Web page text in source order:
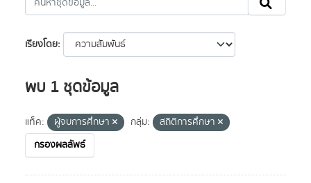
เรียงโดย
พบ 1 ชุดข้อมูล
แท็ค: ผู้จบการศึกษา กลุ่ม:
สถิติการศึกษา
กรองผลลัพธ์